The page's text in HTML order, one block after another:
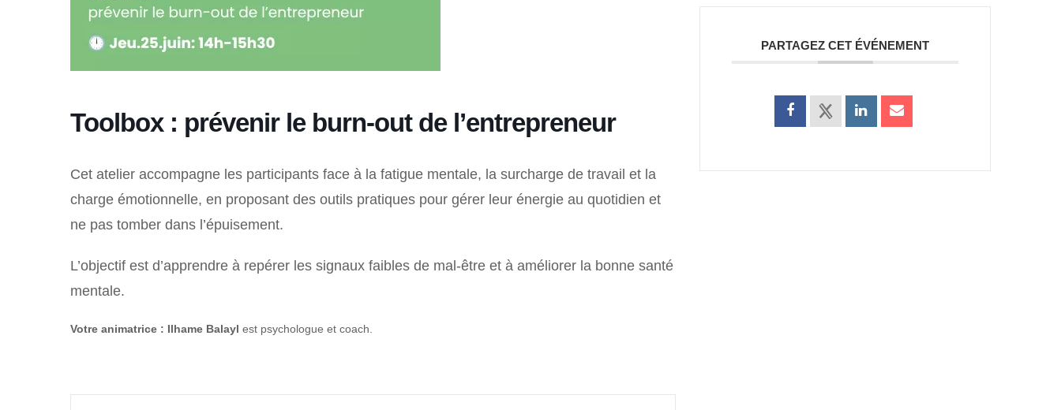
Toolbox : prévenir le burn-out de l’entrepreneur
Cet atelier accompagne les participants face à la fatigue mentale, la surcharge de travail et la
charge émotionnelle, en proposant des outils pratiques pour gérer leur énergie au quotidien et
ne pas tomber dans l’épuisement.
L’objectif est d’apprendre à repérer les signaux faibles de mal-être et à améliorer la bonne santé
mentale.
Votre animatrice : Ilhame Balayl est psychologue et coach.
PARTAGEZ CET ÉVÉNEMENT